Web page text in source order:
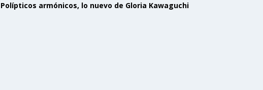
Polípticos armónicos, lo nuevo de Gloria Kawaguchi